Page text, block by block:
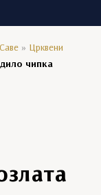
» Црквени
чипка